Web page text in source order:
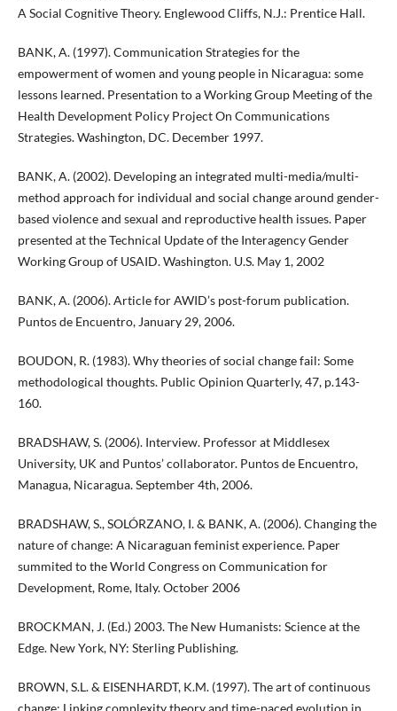
A Social Cognitive Theory. Englewood Cliffs, N.J.: Prentice Hall.
BANK, A. (1997). Communication Strategies for the
empowerment of women and young people in Nicaragua: some
lessons learned. Presentation to a Working Group Meeting of the
Health Development Policy Project On Communications
Strategies. Washington, DC. December 1997.
BANK, A. (2002). Developing an integrated multi-media/multi-
method approach for individual and social change around gender-
based violence and sexual and reproductive health issues. Paper
presented at the Technical Update of the Interagency Gender
Working Group of USAID. Washington. U.S. May 1, 2002
BANK, A. (2006). Article for AWID’s post-forum publication.
Puntos de Encuentro, January 29, 2006.
BOUDON, R. (1983). Why theories of social change fail: Some
methodological thoughts. Public Opinion Quarterly, 47, p.143-
160.
BRADSHAW, S. (2006). Interview. Professor at Middlesex
University, UK and Puntos’ collaborator. Puntos de Encuentro,
Managua, Nicaragua. September 4th, 2006.
BRADSHAW, S., SOLÓRZANO, I. & BANK, A. (2006). Changing the
nature of change: A Nicaraguan feminist experience. Paper
summited to the World Congress on Communication for
Development, Rome, Italy. October 2006
BROCKMAN, J. (Ed.) 2003. The New Humanists: Science at the
Edge. New York, NY: Sterling Publishing.
BROWN, S.L. & EISENHARDT, K.M. (1997). The art of continuous
change: Linking complexity theory and time-paced evolution in